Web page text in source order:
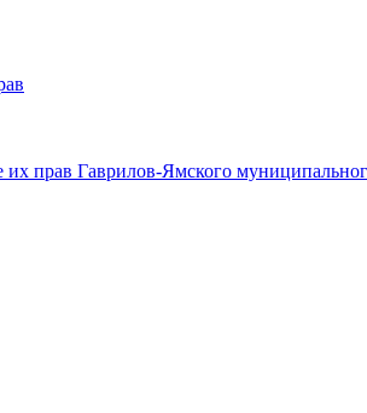
прав Гаврилов-Ямского